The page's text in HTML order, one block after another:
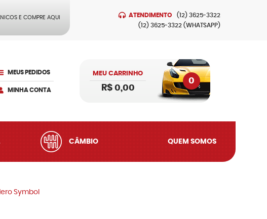
E COMPRE AQUI ATENDIMENTO (12) 3625-3322
(12) 3625-3322 (WHATSAPP)
MEUS PEDIDOS
MINHA CONTA
MEU CARRINHO
0
R$ 0,00
CÂMBIO QUEM SOMOS
Symbol